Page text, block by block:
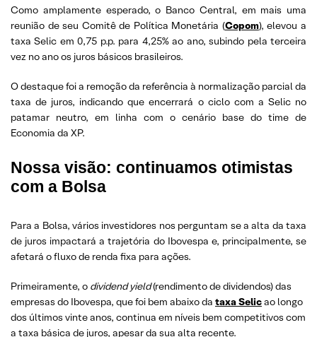
Como amplamente esperado, o Banco Central, em mais uma
reunião de seu Comitê de Política Monetária (Copom), elevou a
taxa Selic em 0,75 p.p. para 4,25% ao ano, subindo pela terceira
vez no ano os juros básicos brasileiros.
O destaque foi a remoção da referência à normalização parcial da
taxa de juros, indicando que encerrará o ciclo com a Selic no
patamar neutro, em linha com o cenário base do time de
Economia da XP.
Nossa visão: continuamos otimistas
com a Bolsa
Para a Bolsa, vários investidores nos perguntam se a alta da taxa
de juros impactará a trajetória do Ibovespa e, principalmente, se
afetará o fluxo de renda fixa para ações.
Primeiramente, o dividend yield(rendimento de dividendos) das
empresas do Ibovespa, que foi bem abaixo da taxa Selicao longo
dos últimos vinte anos, continua em níveis bem competitivos com
a taxa básica de juros, apesar da sua alta recente.